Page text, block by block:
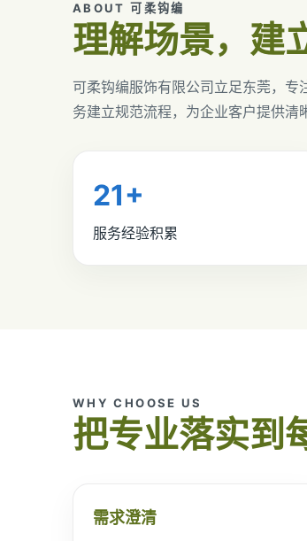
ABOUT 可柔钩编
理解场景，建
可柔钩编服饰有限公司立足东莞，
务建立规范流程，为企业客户提供清
21+
服务经验积累
WHY CHOOSE US
把专业落实到
需求澄清